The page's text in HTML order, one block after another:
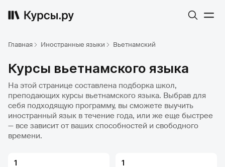
Главная Иностранные языки Вьетнамский
Курсы вьетнамского языка
На этой странице составлена подборка школ,
преподающих курсы вьетнамского языка. Выбрав для
себя подходящую программу, вы сможете выучить
иностранный язык в течение года, или же еще быстрее
— все зависит от ваших способностей и свободного
времени.
1 1